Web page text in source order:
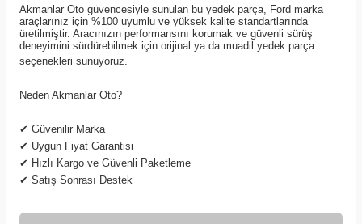
Akmanlar Oto güvencesiyle sunulan bu yedek parça, Ford marka
araçlarınız için %100 uyumlu ve yüksek kalite standartlarında
üretilmiştir. Aracınızın performansını korumak ve güvenli sürüş
deneyimini sürdürebilmek için orijinal ya da muadil yedek parça
seçenekleri sunuyoruz.
Neden Akmanlar Oto?
✔ Güvenilir Marka
✔ Uygun Fiyat Garantisi
✔ Hızlı Kargo ve Güvenli Paketleme
✔ Satış Sonrası Destek